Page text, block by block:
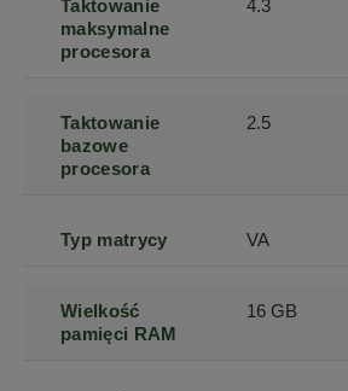
Taktowanie
maksymalne
procesora
4.3
Taktowanie
bazowe
procesora
2.5
Typ matrycy VA
Wielkość
pamięci RAM
16 GB